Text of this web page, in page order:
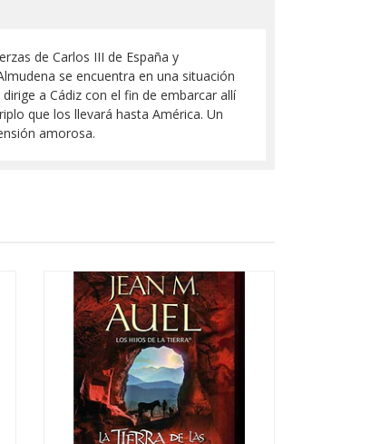
de Carlos III de España y
se encuentra en una situación
a Cádiz con el fin de embarcar allí
que los llevará hasta América. Un
amorosa.